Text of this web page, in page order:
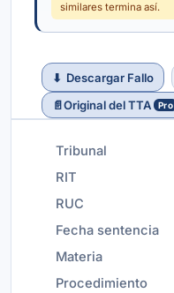
similares termina así.
⬇ Descargar Fallo
📄Original del TTA Pro
Tribunal
RIT
RUC
Fecha sentencia
Materia
Procedimiento